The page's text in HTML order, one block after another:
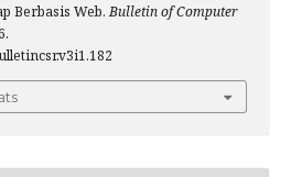
Berbasis Web.Bulletin of Computer